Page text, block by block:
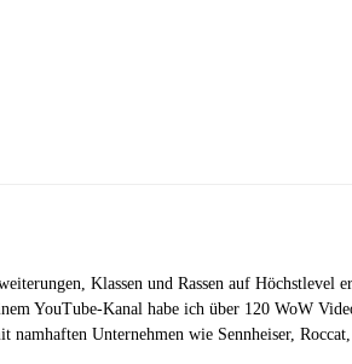
Klassen und Rassen auf
YouTube-Kanal habe ich über 120 WoW
Unternehmen wie Sennheiser,